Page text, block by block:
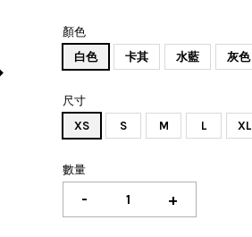
顏色
白色
卡其 水藍 灰色
尺寸
XS
S M L XL
數量
- +